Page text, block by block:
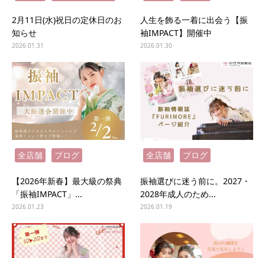
2月11日(水)祝日の定休日のお
知らせ
2026.01.31
人生を飾る一着に出会う【振
袖IMPACT】開催中
2026.01.30
全店舗 ブログ
【2026年新春】最大級の祭典
「振袖IMPACT」...
2026.01.23
全店舗 ブログ
振袖選びに迷う前に。2027・
2028年成人のため...
2026.01.19